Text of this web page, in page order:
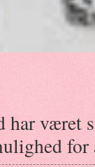
har været